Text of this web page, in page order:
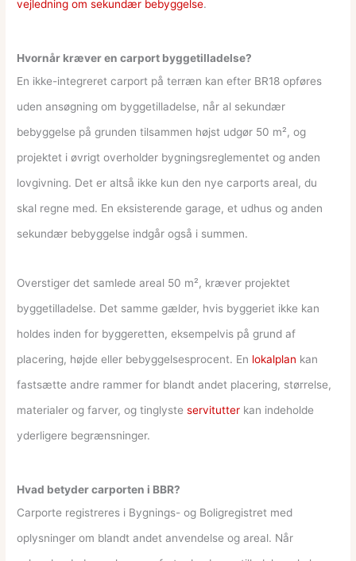
vejledning om sekundær bebyggelse.
Hvornår kræver en carport byggetilladelse?
En ikke-integreret carport på terræn kan efter BR18 opføres
uden ansøgning om byggetilladelse, når al sekundær
bebyggelse på grunden tilsammen højst udgør 50 m², og
projektet i øvrigt overholder bygningsreglementet og anden
lovgivning. Det er altså ikke kun den nye carports areal, du
skal regne med. En eksisterende garage, et udhus og anden
sekundær bebyggelse indgår også i summen.
Overstiger det samlede areal 50 m², kræver projektet
byggetilladelse. Det samme gælder, hvis byggeriet ikke kan
holdes inden for byggeretten, eksempelvis på grund af
placering, højde eller bebyggelsesprocent. En lokalplan kan
fastsætte andre rammer for blandt andet placering, størrelse,
materialer og farver, og tinglysteservitutter kan indeholde
yderligere begrænsninger.
Hvad betyder carporten i BBR?
Carporte registreres i Bygnings- og Boligregistret med
oplysninger om blandt andet anvendelse og areal. Når